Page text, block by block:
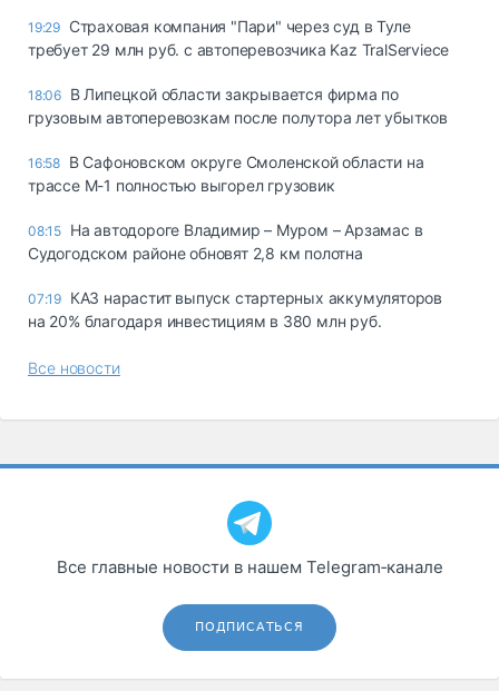
19:29 Страховая компания "Пари" через суд в Туле
требует 29 млн руб. с автоперевозчика Kaz TralServiece
18:06 В Липецкой области закрывается фирма по
грузовым автоперевозкам после полутора лет убытков
16:58 В Сафоновском округе Смоленской области на
трассе М-1 полностью выгорел грузовик
08:15 На автодороге Владимир – Муром – Арзамас в
Судогодском районе обновят 2,8 км полотна
07:19 КАЗ нарастит выпуск стартерных аккумуляторов
на 20% благодаря инвестициям в 380 млн руб.
Все новости
Все главные новости в нашем Telegram‑канале
ПОДПИСАТЬСЯ